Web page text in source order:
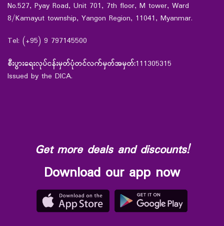
No.527, Pyay Road, Unit 701, 7th floor, M tower, Ward
8/Kamayut township, Yangon Region, 11041, Myanmar.
Tel: (+95) 9 797145500
စီးပွားရေးလုပ်ငန်းမှတ်ပုံတင်လက်မှတ်အမှတ်:111305315
Issued by the DICA.
Get more deals and discounts!
Download our app now